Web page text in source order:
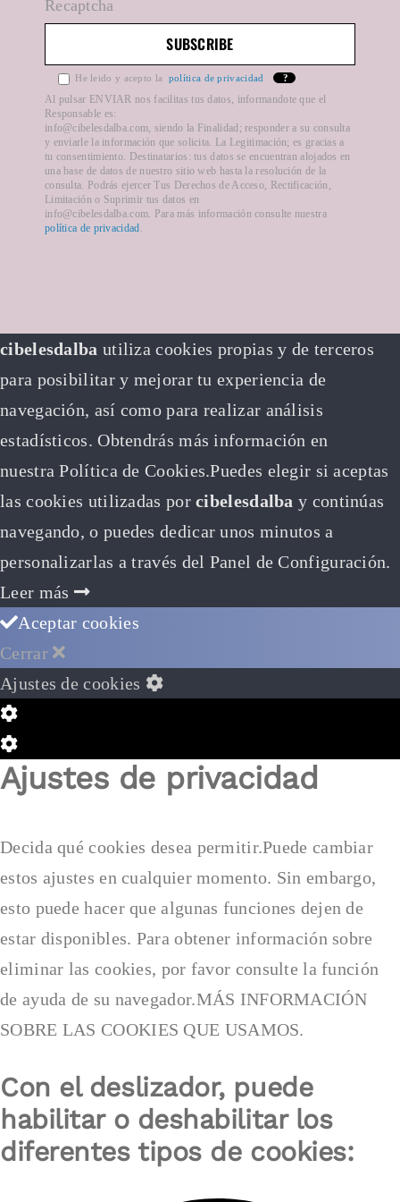
Formas de pago
Plazos de entrega
Recaptcha
He leido y acepto la política de privacidad ?
Al pulsar ENVIAR nos facilitas tus datos, informandote que el
Responsable es:
info@cibelesdalba.com, siendo la Finalidad; responder a su consulta
y enviarle la información que solicita. La Legitimación; es gracias a
tu consentimiento. Destinatarios: tus datos se encuentran alojados en
una base de datos de nuestro sitio web hasta la resolución de la
consulta. Podrás ejercer Tus Derechos de Acceso, Rectificación,
Limitación o Suprimir tus datos en
info@cibelesdalba.com. Para más información consulte nuestra
política de privacidad.
cibelesdalba utiliza cookies propias y de terceros
para posibilitar y mejorar tu experiencia de
navegación, así como para realizar análisis
estadísticos. Obtendrás más información en
nuestra Política de Cookies.Puedes elegir si aceptas
las cookies utilizadas porcibelesdalbay continúas
navegando, o puedes dedicar unos minutos a
personalizarlas a través del Panel de Configuración.
Leer más
Aceptar cookies
Cerrar
Ajustes de cookies
Configuración
de
Cookie
Configuración
de
Ajustes de privacidad
Decida qué cookies desea permitir.Puede cambiar
estos ajustes en cualquier momento. Sin embargo,
esto puede hacer que algunas funciones dejen de
estar disponibles. Para obtener información sobre
eliminar las cookies, por favor consulte la función
de ayuda de su navegador.MÁS INFORMACIÓN
SOBRE LAS COOKIES QUE USAMOS.
Con el deslizador, puede
habilitar o deshabilitar los
diferentes tipos de cookies: